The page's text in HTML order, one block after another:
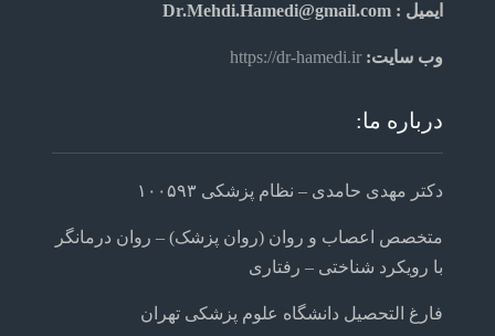
ایمیل : Dr.Mehdi.Hamedi@gmail.com
وب سایت: https://dr-hamedi.ir
درباره ما:
دکتر مهدی حامدی – نظام پزشکی ۱۰۰۵۹۳
متخصص اعصاب و روان (روان پزشک) – روان درمانگر
با رویکرد شناختی – رفتاری
فارغ التحصیل دانشگاه علوم پزشکی تهران